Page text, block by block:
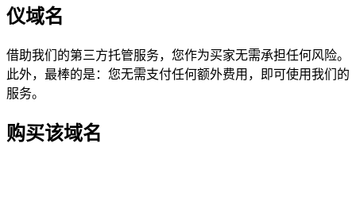
仪域名
借助我们的第三方托管服务，您作为买家无需承担任何风险。
此外，最棒的是：您无需支付任何额外费用，即可使用我们的
服务。
购买该域名